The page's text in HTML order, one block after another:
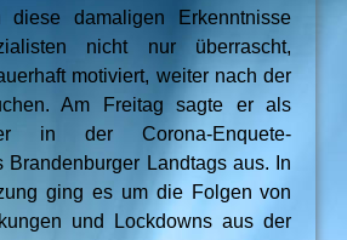
diese damaligen Erkenntnisse
nicht nur überrascht,
motiviert, weiter nach der
Am Freitag sagte er als
in der Corona-Enquete-
Brandenburger Landtags aus. In
ging es um die Folgen von
und Lockdowns aus der